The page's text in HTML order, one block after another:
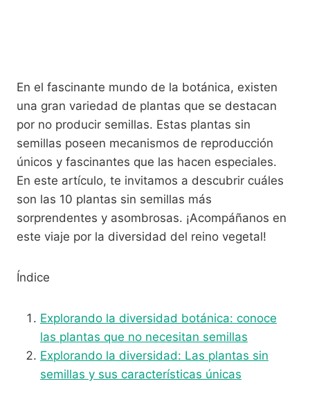
En el fascinante mundo de la botánica, existen
una gran variedad de plantas que se destacan
por no producir semillas. Estas plantas sin
semillas poseen mecanismos de reproducción
únicos y fascinantes que las hacen especiales.
En este artículo, te invitamos a descubrir cuáles
son las 10 plantas sin semillas más
sorprendentes y asombrosas. ¡Acompáñanos en
este viaje por la diversidad del reino vegetal!
Índice
Explorando la diversidad botánica: conoce
las plantas que no necesitan semillas
Explorando la diversidad: Las plantas sin
semillas y sus características únicas